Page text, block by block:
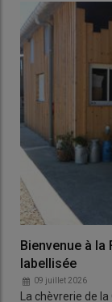
Bienvenue à la
labellisée
09 juillet 2026
La chèvrerie de